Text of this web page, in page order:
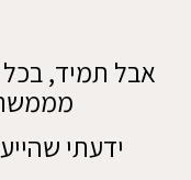
אבל תמיד,
ידעתי